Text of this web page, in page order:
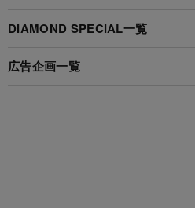
DIAMOND SPECIAL一覧
広告企画一覧